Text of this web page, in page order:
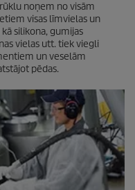
noņem no visām
visas līmvielas un
silikona, gumijas
vielas utt. tiek viegli
un veselām
pēdas.